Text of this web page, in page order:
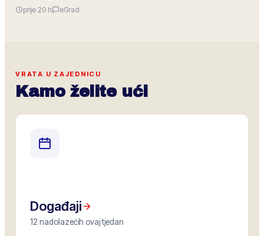
prije 20 h eGrad
VRATA U ZAJEDNICU
Kamo želite ući
Događaji
12 nadolazećih ovaj tjedan